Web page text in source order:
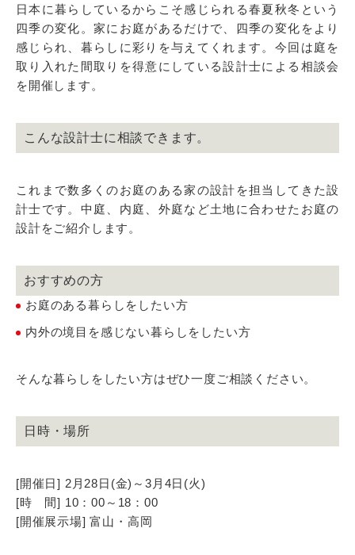
日本に暮らしているからこそ感じられる春夏秋冬という
四季の変化。家にお庭があるだけで、四季の変化をより
感じられ、暮らしに彩りを与えてくれます。今回は庭を
取り入れた間取りを得意にしている設計士による相談会
を開催します。
こんな設計士に相談できます。
これまで数多くのお庭のある家の設計を担当してきた設
計士です。中庭、内庭、外庭など土地に合わせたお庭の
設計をご紹介します。
おすすめの方
お庭のある暮らしをしたい方
内外の境目を感じない暮らしをしたい方
そんな暮らしをしたい方はぜひ一度ご相談ください。
日時・場所
[開催日] 2月28日(金)～3月4日(火)
[時 間] 10：00～18：00
[開催展示場] 富山・高岡